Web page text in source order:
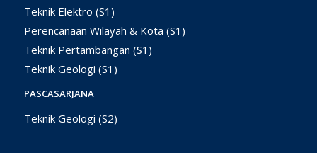
Teknik Elektro (S1)
Perencanaan Wilayah & Kota (S1)
Teknik Pertambangan (S1)
Teknik Geologi (S1)
PASCASARJANA
Teknik Geologi (S2)